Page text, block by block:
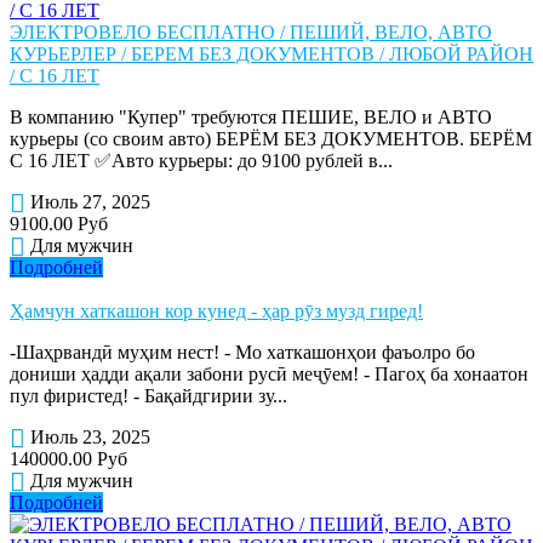
ЭЛЕКТРОВЕЛО БЕСПЛАТНО / ПЕШИЙ, ВЕЛО, АВТО
КУРЬЕРЛЕР / БЕРЕМ БЕЗ ДОКУМЕНТОВ / ЛЮБОЙ РАЙОН
/ С 16 ЛЕТ
В компанию "Купер" требуются ПЕШИЕ, ВЕЛО и АВТО
курьеры (со своим авто) БЕРЁМ БЕЗ ДОКУМЕНТОВ. БЕРЁМ
С 16 ЛЕТ ✅Авто курьеры: до 9100 рублей в...
Июль 27, 2025
9100.00 Руб
Для мужчин
Подробней
Ҳамчун хаткашон кор кунед - ҳар рӯз музд гиред!
-Шаҳрвандӣ муҳим нест! - Мо хаткашонҳои фаъолро бо
дониши ҳадди ақали забони русӣ меҷӯем! - Пагоҳ ба хонаатон
пул фиристед! - Бақайдгирии зу...
Июль 23, 2025
140000.00 Руб
Для мужчин
Подробней